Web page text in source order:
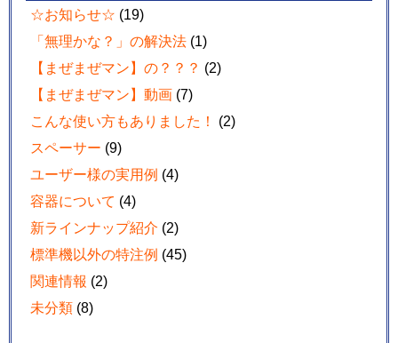
☆お知らせ☆ (19)
「無理かな？」の解決法 (1)
【まぜまぜマン】の？？？ (2)
【まぜまぜマン】動画 (7)
こんな使い方もありました！
(2)
スペーサー (9)
ユーザー様の実用例 (4)
容器について (4)
新ラインナップ紹介 (2)
標準機以外の特注例 (45)
関連情報 (2)
未分類 (8)